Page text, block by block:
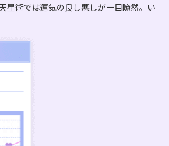
星術では運気の良し悪しが一目瞭然。い